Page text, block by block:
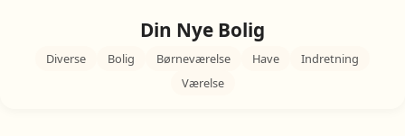
Din Nye Bolig
Diverse Bolig Børneværelse Have
Indretning
Værelse